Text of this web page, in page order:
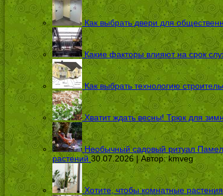
Как выбрать двери для
Какие факторы влияют на срок
Как выбрать технологию
Хватит ждать весны! Трюк для
Необычный садовый ритуал
растений 30.07.2026 | Автор:kmveg
Хотите, чтобы комнатные